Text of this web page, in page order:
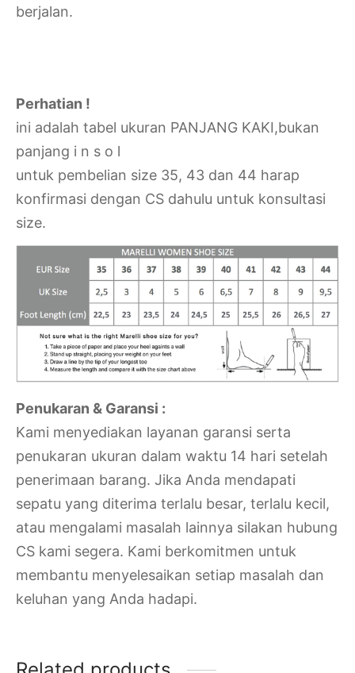
berjalan.
Perhatian !
ini adalah tabel ukuran PANJANG KAKI,bukan
panjang i n s o l
untuk pembelian size 35, 43 dan 44 harap
konfirmasi dengan CS dahulu untuk konsultasi
size.
Penukaran & Garansi :
Kami menyediakan layanan garansi serta
penukaran ukuran dalam waktu 14 hari setelah
penerimaan barang. Jika Anda mendapati
sepatu yang diterima terlalu besar, terlalu kecil,
atau mengalami masalah lainnya silakan hubung
CS kami segera. Kami berkomitmen untuk
membantu menyelesaikan setiap masalah dan
keluhan yang Anda hadapi.